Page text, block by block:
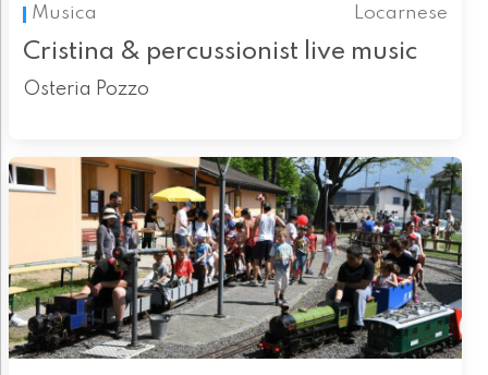
Musica Locarnese
Cristina & percussionist live music
Osteria Pozzo